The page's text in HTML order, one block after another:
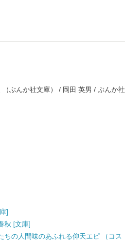
ぶんか社文庫） / 岡田 英男 / ぶんか社
]
秋 [文庫]
の人間味のあふれる仰天エピ （コス